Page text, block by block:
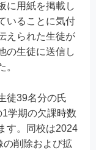
に用紙を掲載し
いることに気付
えられた生徒が
の生徒に送信し
。
徒39名分の氏
学期の欠課時数
す。同校は2024
の削除および拡